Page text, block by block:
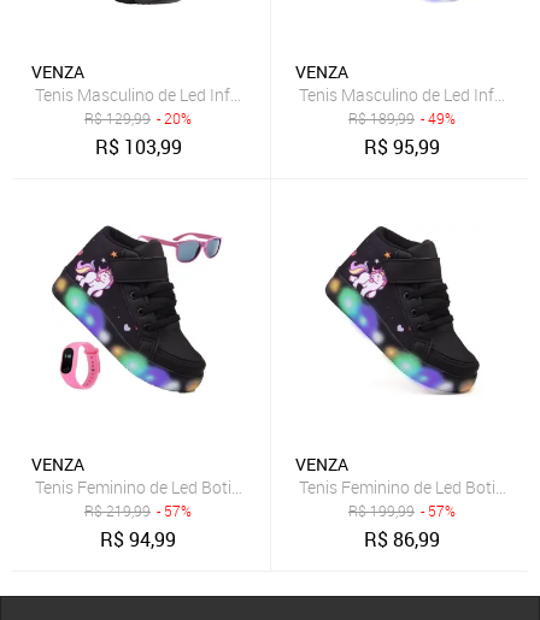
VENZA
Tenis Masculino de Led Infantil Aranha Calce Facil Original +
R$129,99 - 20%
R$ 103,99
VENZA
Tenis Masculino de Led Infantil
R$189,99 - 49%
R$95,99
VENZA
Tenis Feminino de Led Botinha Unicornio Meninas Calce Facil +
R$219,99 - 57%
R$94,99
VENZA
Tenis Feminino de Led Botinha
R$199,99 - 57%
R$86,99